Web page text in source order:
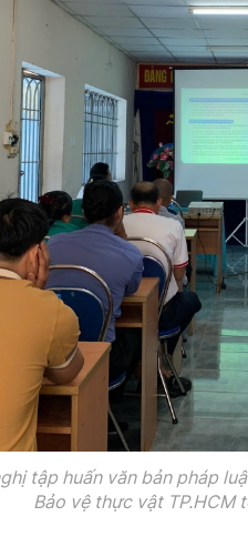
tập huấn văn bản pháp
Bảo vệ thực vật